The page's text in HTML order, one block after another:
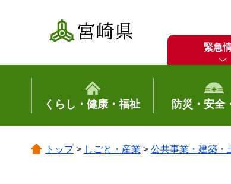
宮崎県
緊急
くらし・健康・福祉 防災・安全
トップ> しごと・産業 > 公共事業・建築・